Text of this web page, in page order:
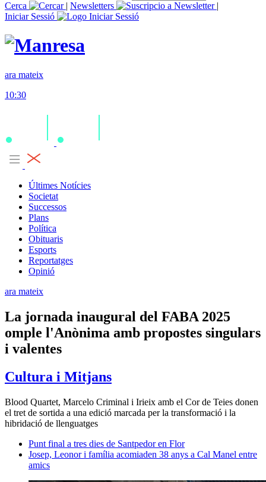
Cerca
| Newsletters
|
Iniciar Sessió
ara mateix
10:30
Últimes Notícies
Societat
Successos
Plans
Política
Obituaris
Esports
Reportatges
Opinió
ara mateix
La jornada inaugural del FABA 2025
omple l'Anònima amb propostes singulars
i valentes
Cultura i Mitjans
Blood Quartet, Marcelo Criminal i Irieix amb el Cor de Teies donen
el tret de sortida a una edició marcada per la transformació i la
hibridació de llenguatges
Punt final a tres dies de Santpedor en Flor
Josep, Leonor i família acomiaden 38 anys a Cal Manel entre
amics